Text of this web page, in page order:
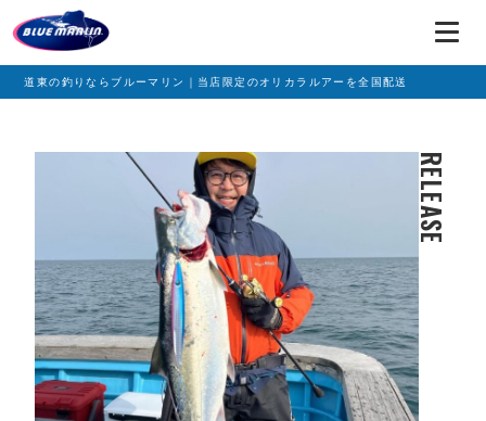
道東の釣りならブルーマリン｜当店限定のオリカラルアーを全国配送
RELEASE